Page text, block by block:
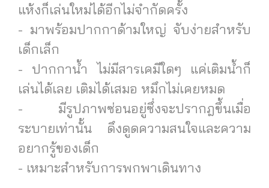
แห้งก็เล่นใหม่ได้อีกไม่จำกัดครั้ง
- มาพร้อมปากกาด้ามใหญ่ จับง่ายสำหรับ
เด็กเล็ก
- ปากกาน้ำ ไม่มีสารเคมีใดๆ แค่เติมน้ำก็
เล่นได้เลย เติมได้เสมอ หมึกไม่เคยหมด
- มีรูปภาพซ่อนอยู่ซึ่งจะปรากฎขึ้นเมื่อ
ระบายเท่านั้น ดึงดูดความสนใจและความ
อยากรู้ของเด็ก
- เหมาะสำหรับการพกพาเดินทาง